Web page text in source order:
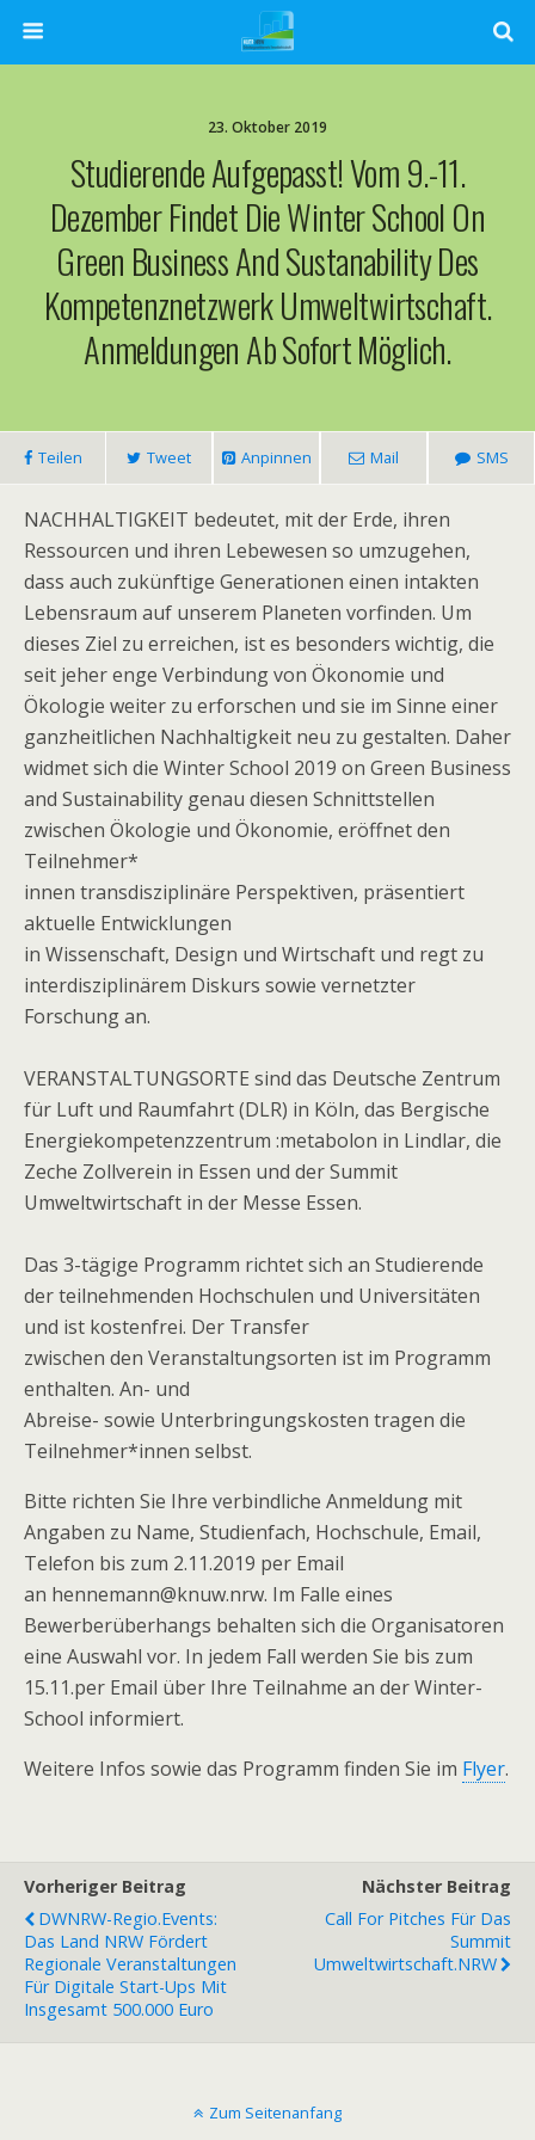
23. Oktober 2019
Studierende Aufgepasst! Vom 9.-11.
Dezember Findet Die Winter School On
Green Business And Sustanability Des
Kompetenznetzwerk Umweltwirtschaft.
Anmeldungen Ab Sofort Möglich.
Teilen Tweet Anpinnen Mail SMS
NACHHALTIGKEIT bedeutet, mit der Erde, ihren
Ressourcen und ihren Lebewesen so umzugehen,
dass auch zukünftige Generationen einen intakten
Lebensraum auf unserem Planeten vorfinden. Um
dieses Ziel zu erreichen, ist es besonders wichtig, die
seit jeher enge Verbindung von Ökonomie und
Ökologie weiter zu erforschen und sie im Sinne einer
ganzheitlichen Nachhaltigkeit neu zu gestalten. Daher
widmet sich die Winter School 2019 on Green Business
and Sustainability genau diesen Schnittstellen
zwischen Ökologie und Ökonomie, eröffnet den
Teilnehmer*
innen transdisziplinäre Perspektiven, präsentiert
aktuelle Entwicklungen
in Wissenschaft, Design und Wirtschaft und regt zu
interdisziplinärem Diskurs sowie vernetzter
Forschung an.
VERANSTALTUNGSORTE sind das Deutsche Zentrum
für Luft und Raumfahrt (DLR) in Köln, das Bergische
Energiekompetenzzentrum :metabolon in Lindlar, die
Zeche Zollverein in Essen und der Summit
Umweltwirtschaft in der Messe Essen.
Das 3-tägige Programm richtet sich an Studierende
der teilnehmenden Hochschulen und Universitäten
und ist kostenfrei. Der Transfer
zwischen den Veranstaltungsorten ist im Programm
enthalten. An- und
Abreise- sowie Unterbringungskosten tragen die
Teilnehmer*innen selbst.
Bitte richten Sie Ihre verbindliche Anmeldung mit
Angaben zu Name, Studienfach, Hochschule, Email,
Telefon bis zum 2.11.2019 per Email
an hennemann@knuw.nrw. Im Falle eines
Bewerberüberhangs behalten sich die Organisatoren
eine Auswahl vor. In jedem Fall werden Sie bis zum
15.11.per Email über Ihre Teilnahme an der Winter-
School informiert.
Weitere Infos sowie das Programm finden Sie im Flyer.
Vorheriger Beitrag
DWNRW-Regio.Events:
Das Land NRW Fördert
Regionale Veranstaltungen
Für Digitale Start-Ups Mit
Insgesamt 500.000 Euro
Nächster Beitrag
Call For Pitches Für Das
Summit
Umweltwirtschaft.NRW
Zum Seitenanfang